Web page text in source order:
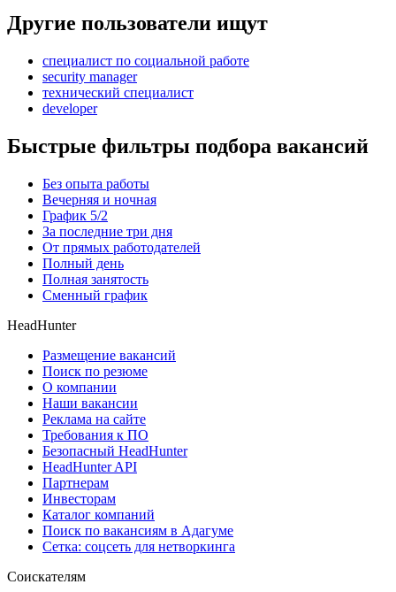
Другие пользователи ищут
специалист по социальной работе
security manager
технический специалист
developer
Быстрые фильтры подбора вакансий
Без опыта работы
Вечерняя и ночная
График 5/2
За последние три дня
От прямых работодателей
Полный день
Полная занятость
Сменный график
HeadHunter
Размещение вакансий
Поиск по резюме
О компании
Наши вакансии
Реклама на сайте
Требования к ПО
Безопасный HeadHunter
HeadHunter API
Партнерам
Инвесторам
Каталог компаний
Поиск по вакансиям в Адагуме
Сетка: соцсеть для нетворкинга
Соискателям